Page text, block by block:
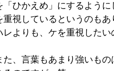
ひかえめ」にするように
視しているというのもあ
よりも、ケを重視した
、言葉もあまり強いも